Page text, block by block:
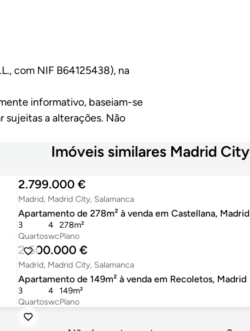
com NIF B64125438), na
informativo, baseiam-se
a alterações. Não
Imóveis similares Madrid City
2.799.000 €
Madrid, Madrid City, Salamanca
Apartamento de 278m² à venda em Castellana, Madrid
Quartos
3
wc
4
Plano
278m²
2.500.000 €
Madrid, Madrid City, Salamanca
Apartamento de 149m² à venda em Recoletos, Madrid
Quartos
3
wc
4
Plano
149m²